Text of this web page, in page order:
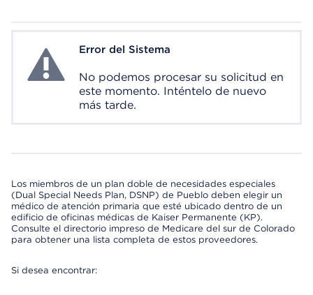
System ErrorError del Sistema
No podemos procesar su solicitud en
este momento. Inténtelo de nuevo
más tarde.
Los miembros de un plan doble de necesidades especiales
(Dual Special Needs Plan, DSNP) de Pueblo deben elegir un
médico de atención primaria que esté ubicado dentro de un
edificio de oficinas médicas de Kaiser Permanente (KP).
Consulte el directorio impreso de Medicare del sur de Colorado
para obtener una lista completa de estos proveedores.
Si desea encontrar: